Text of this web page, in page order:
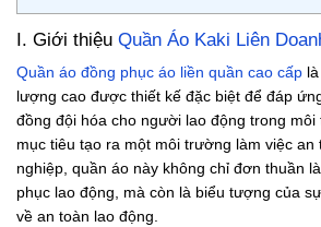
I. Giới thiệu Quần Áo Kaki Liên
Quần áo đồng phục áo liền quần cao cấp
lượng cao được thiết kế đặc biệt để đáp
đồng đội hóa cho người lao động trong
mục tiêu tạo ra một môi trường làm việc an
nghiệp, quần áo này không chỉ đơn thuần
phục lao động, mà còn là biểu tượng của
về an toàn lao động.